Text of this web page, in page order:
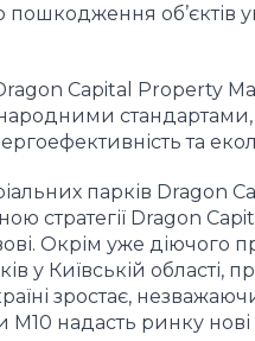
об’єктів
Capital Property
стандартами,
та
парків Dragon
стратегіїDragon
. Окрім уже діючого
у Київській області,
зростає,
M10 надасть ринку